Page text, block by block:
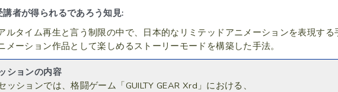
講者が得られるであろう知見:
ルタイム再生と言う制限の中で、日本的なリミテッドアニメーションを表現す
メーション作品として楽しめるストーリーモードを構築した手法。
ションの内容
ッションでは、格闘ゲーム「GUILTY GEAR Xrd」における、